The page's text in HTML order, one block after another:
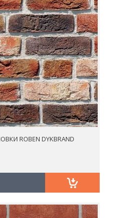
ROBEN DYKBRAND